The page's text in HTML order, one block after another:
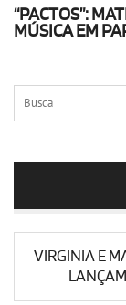
“PACTOS”:
MÚSICA EM
VIRGINIA E